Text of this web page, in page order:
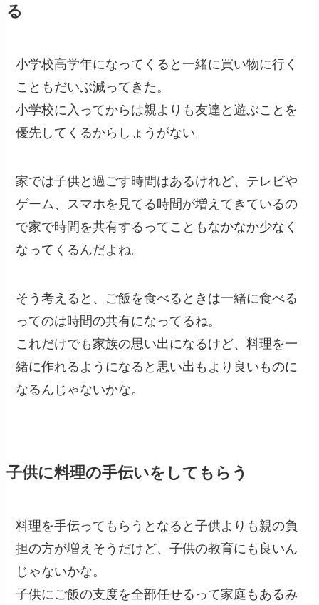
る
小学校高学年になってくると一緒に買い物に行く
こともだいぶ減ってきた。
小学校に入ってからは親よりも友達と遊ぶことを
優先してくるからしょうがない。
家では子供と過ごす時間はあるけれど、テレビや
ゲーム、スマホを見てる時間が増えてきているの
で家で時間を共有するってこともなかなか少なく
なってくるんだよね。
そう考えると、ご飯を食べるときは一緒に食べる
ってのは時間の共有になってるね。
これだけでも家族の思い出になるけど、料理を一
緒に作れるようになると思い出もより良いものに
なるんじゃないかな。
子供に料理の手伝いをしてもらう
料理を手伝ってもらうとなると子供よりも親の負
担の方が増えそうだけど、子供の教育にも良いん
じゃないかな。
子供にご飯の支度を全部任せるって家庭もあるみ